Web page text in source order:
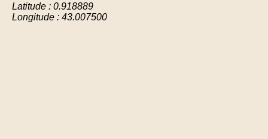
Latitude : 0.918889
Longitude : 43.007500